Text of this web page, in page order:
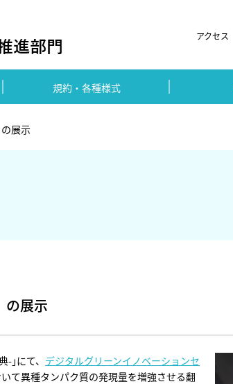
アクセス
規約・各種様式
展示
の展示
｣にて、 デジタルグリーンイノベーションセ
て異種タンパク質の発現量を増強させる翻